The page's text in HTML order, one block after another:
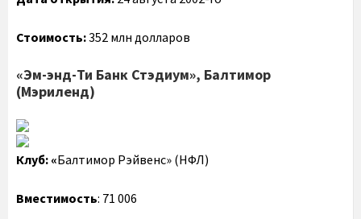
Стоимость:352 млн долларов
«Эм-энд-Ти Банк Стэдиум», Балтимор
(Мэриленд)
Клуб: «Балтимор Рэйвенс» (НФЛ)
Вместимость: 71 006